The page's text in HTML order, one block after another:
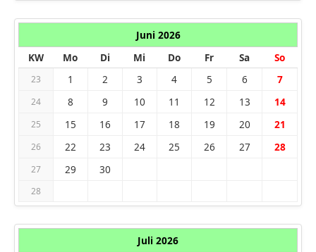
Juni 2026
KW
Mo Di Mi Do Fr Sa So
23 1 2 3 4 5 6 7
24 8 9 10 11 12 13 14
25 15 16 17 18 19 20 21
26 22 23 24 25 26 27 28
27 29 30
28
Juli 2026